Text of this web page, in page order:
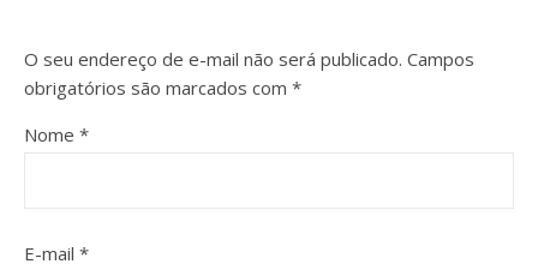
O seu endereço de e-mail não será publicado. Campos
obrigatórios são marcados com *
Nome *
E-mail *